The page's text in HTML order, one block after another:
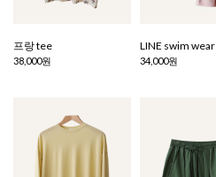
프랑 tee
38,000원
LINE swim wear
34,000원